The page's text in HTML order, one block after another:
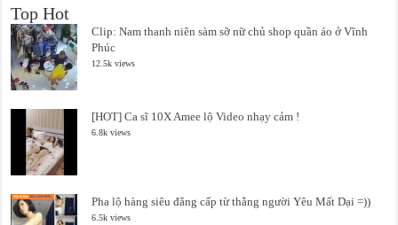
Top Hot
Clip: Nam thanh niên sàm sỡ nữ chủ shop quần áo ở Vĩnh
Phúc
12.5k views
[HOT] Ca sĩ 10X Amee lộ Video nhạy cảm !
6.8k views
Pha lộ hàng siêu đẳng cấp từ thằng người Yêu Mất Dại =))
6.5k views